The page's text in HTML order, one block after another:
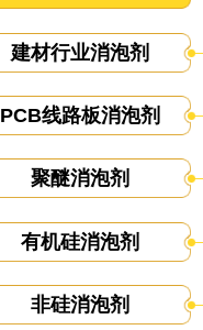
建材行业消泡剂
PCB线路板消泡剂
聚醚消泡剂
有机硅消泡剂
非硅消泡剂